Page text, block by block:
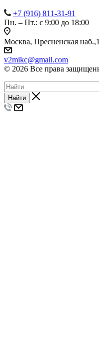
+7 (916) 811-31-91
Пн. – Пт.: с 9:00 до 18:00
Москва, Пресненская
v2mikc@gmail.com
© 2026 Все права
Найти